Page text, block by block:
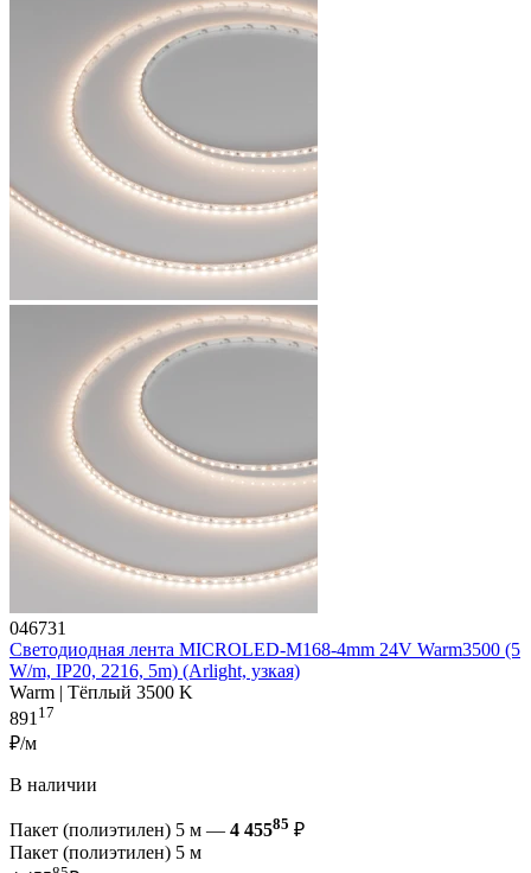
046731
Светодиодная лента MICROLED-M168-4mm 24V Warm3500 (5
W/m, IP20, 2216, 5m) (Arlight, узкая)
Warm | Тёплый 3500 K
891 17
₽/м
В наличии
Пакет (полиэтилен) 5 м — 4 45585 ₽
Пакет (полиэтилен) 5 м